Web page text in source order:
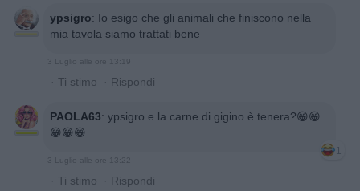
ypsigro: Io esigo che gli animali che finiscono nella
mia tavola siamo trattati bene
3 Luglio alle ore 13:19
· Ti stimo · Rispondi
PAOLA63: ypsigro e la carne di gigino è tenera?😁😁
😁😁😁
1
3 Luglio alle ore 13:22
· Ti stimo · Rispondi